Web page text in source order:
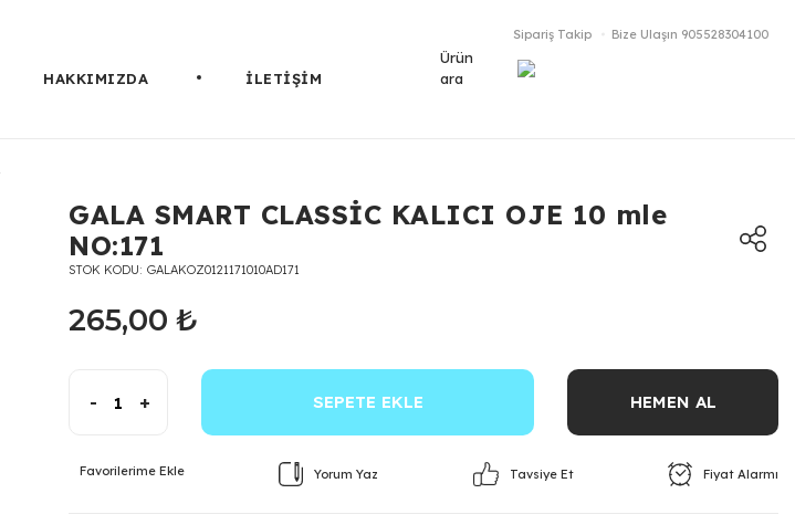
HAKKIMIZDA İLETİŞİM
Sipariş Takip Bize Ulaşın 905528304100
Ürün
ara
GALA SMART CLASSİC KALICI OJE 10 mle
NO:171
STOK KODU GALAKOZ0121171010AD171
265,00 ₺
- + SEPETE EKLE HEMEN AL
Yorum Yaz Tavsiye Et Fiyat Alarmı